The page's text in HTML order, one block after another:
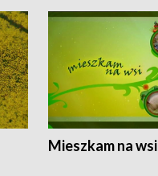
Mieszkam na wsi